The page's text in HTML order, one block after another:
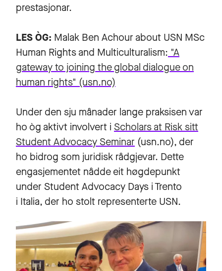
prestasjonar.
LES ÒG: Malak Ben Achour about USN MSc
Human Rights and Multiculturalism: "A
gateway to joining the global dialogue on
human rights" (usn.no)
Under den sju månader lange praksisen var
ho òg aktivt involvert i Scholars at Risk sitt
Student Advocacy Seminar (usn.no), der
ho bidrog som juridisk rådgjevar. Dette
engasjementet nådde eit høgdepunkt
under Student Advocacy Days i Trento
i Italia, der ho stolt representerte USN.